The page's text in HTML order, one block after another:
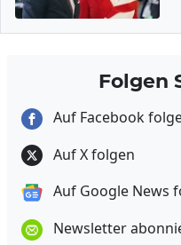
Folgen
Auf Facebook
Auf X folgen
Auf Google News
Newsletter